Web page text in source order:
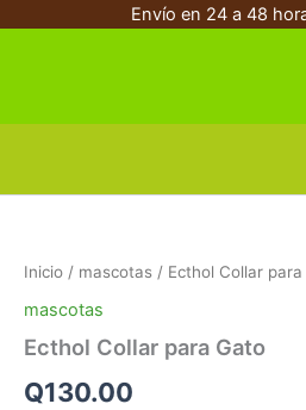
Envío en 24 a 48
Inicio / mascotas / Ecthol Collar
mascotas
Ecthol Collar para Gato
Q130.00
Gato
cantidad